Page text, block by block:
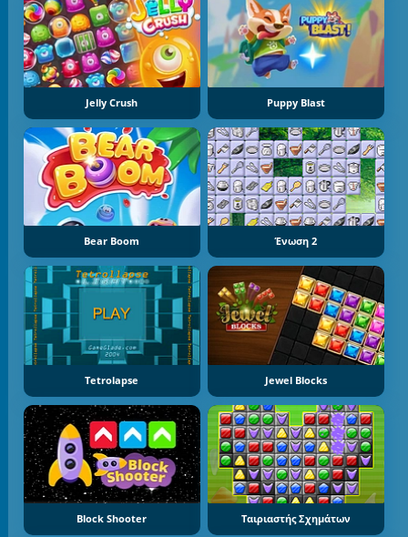
Jelly Crush Puppy Blast
Bear Boom Ένωση 2
Tetrolapse Jewel Blocks
Block Shooter Ταιριαστής Σχημάτων